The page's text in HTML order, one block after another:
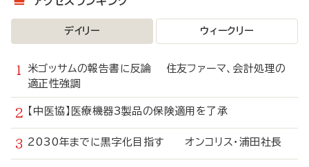
デイリー ウィークリー
米ゴッサムの報告書に反論 住友ファーマ、会計処理の
適正性強調
【中医協】医療機器3製品の保険適用を了承
2030年までに黒字化目指す オンコリス・浦田社長